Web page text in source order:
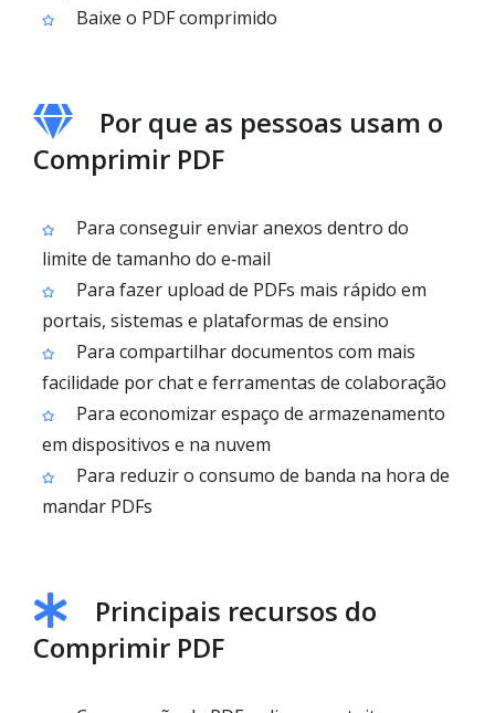
Baixe o PDF comprimido
Por que as pessoas usam o
Comprimir PDF
Para conseguir enviar anexos dentro do
limite de tamanho do e‑mail
Para fazer upload de PDFs mais rápido em
portais, sistemas e plataformas de ensino
Para compartilhar documentos com mais
facilidade por chat e ferramentas de colaboração
Para economizar espaço de armazenamento
em dispositivos e na nuvem
Para reduzir o consumo de banda na hora de
mandar PDFs
Principais recursos do
Comprimir PDF